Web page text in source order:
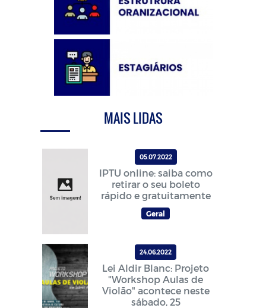
MAIS LIDAS
05.07.2022
IPTU online: saiba como
retirar o seu boleto
rápido e gratuitamente
Geral
24.06.2022
Lei Aldir Blanc: Projeto
"Workshop Aulas de
Violão" acontece neste
sábado, 25